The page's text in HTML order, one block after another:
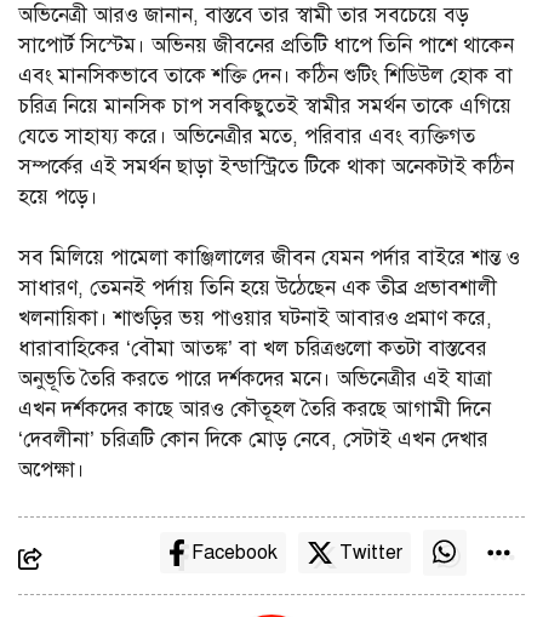
অভিনেত্রী আরও জানান, বাস্তবে তার স্বামী তার সবচেয়ে বড়
সাপোর্ট সিস্টেম। অভিনয় জীবনের প্রতিটি ধাপে তিনি পাশে থাকেন
এবং মানসিকভাবে তাকে শক্তি দেন। কঠিন শুটিং শিডিউল হোক বা
চরিত্র নিয়ে মানসিক চাপ সবকিছুতেই স্বামীর সমর্থন তাকে এগিয়ে
যেতে সাহায্য করে। অভিনেত্রীর মতে, পরিবার এবং ব্যক্তিগত
সম্পর্কের এই সমর্থন ছাড়া ইন্ডাস্ট্রিতে টিকে থাকা অনেকটাই কঠিন
হয়ে পড়ে।
সব মিলিয়ে পামেলা কাঞ্জিলালের জীবন যেমন পর্দার বাইরে শান্ত ও
সাধারণ, তেমনই পর্দায় তিনি হয়ে উঠেছেন এক তীব্র প্রভাবশালী
খলনায়িকা। শাশুড়ির ভয় পাওয়ার ঘটনাই আবারও প্রমাণ করে,
ধারাবাহিকের ‘বৌমা আতঙ্ক’ বা খল চরিত্রগুলো কতটা বাস্তবের
অনুভূতি তৈরি করতে পারে দর্শকদের মনে। অভিনেত্রীর এই যাত্রা
এখন দর্শকদের কাছে আরও কৌতূহল তৈরি করছে আগামী দিনে
‘দেবলীনা’ চরিত্রটি কোন দিকে মোড় নেবে, সেটাই এখন দেখার
অপেক্ষা।
Facebook Twitter